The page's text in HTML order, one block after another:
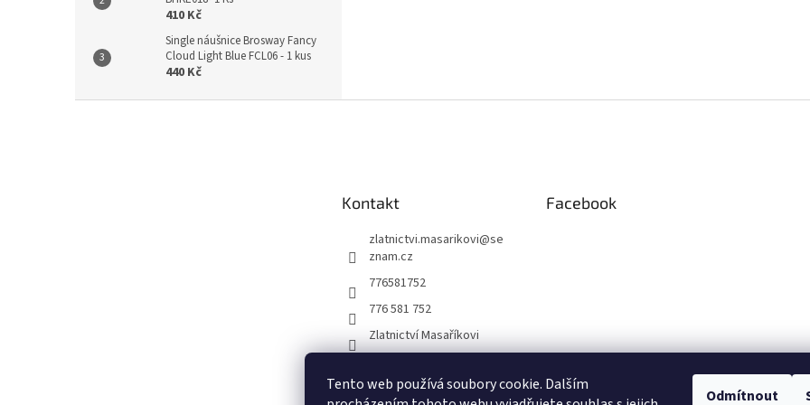
Tento web používá soubory cookie. Dalším
Odmítnout
410 Kč
Single náušnice Brosway Fancy
Cloud Light Blue FCL06 - 1 kus
440 Kč
Kontakt
zlatnictvi.masarikovi@se
znam.cz
776581752
776 581 752
Zlatnictví Masaříkovi
Facebook
Formuláře